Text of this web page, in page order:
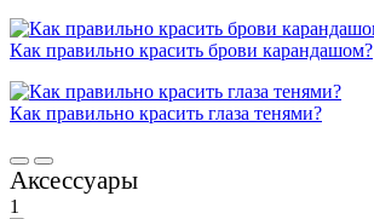
Как правильно красить брови карандашом?
Как правильно красить глаза тенями?
Аксессуары
1